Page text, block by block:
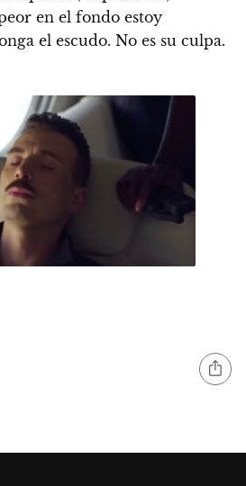
en el fondo estoy
el escudo. No es su culpa.